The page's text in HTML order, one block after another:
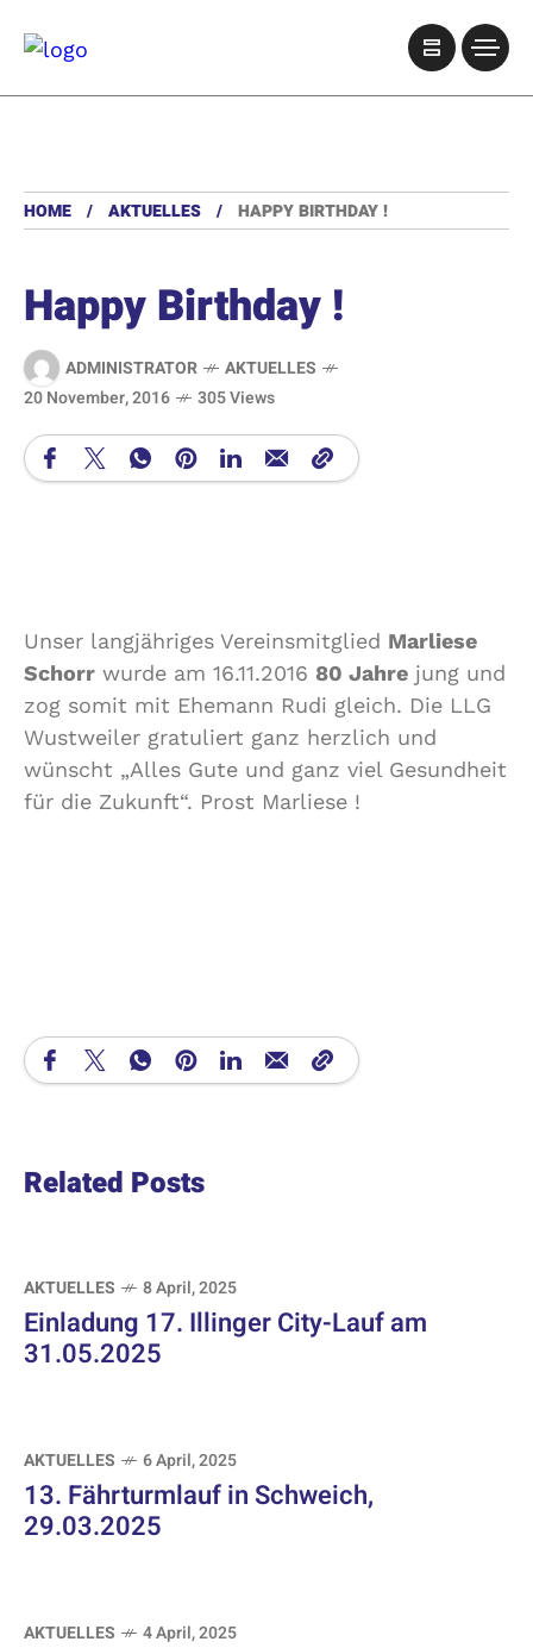
HOME AKTUELLES HAPPY BIRTHDAY !
Happy Birthday !
ADMINISTRATOR
AKTUELLES
20 November, 2016
305 Views
Unser langjähriges Vereinsmitglied Marliese
Schorr wurde am 16.11.2016 80 Jahre jung und
zog somit mit Ehemann Rudi gleich. Die LLG
Wustweiler gratuliert ganz herzlich und
wünscht „Alles Gute und ganz viel Gesundheit
für die Zukunft“. Prost Marliese !
Related Posts
AKTUELLES 8 April, 2025
Einladung 17. Illinger City-Lauf am
31.05.2025
AKTUELLES 6 April, 2025
13. Fährturmlauf in Schweich,
29.03.2025
AKTUELLES 4 April, 2025